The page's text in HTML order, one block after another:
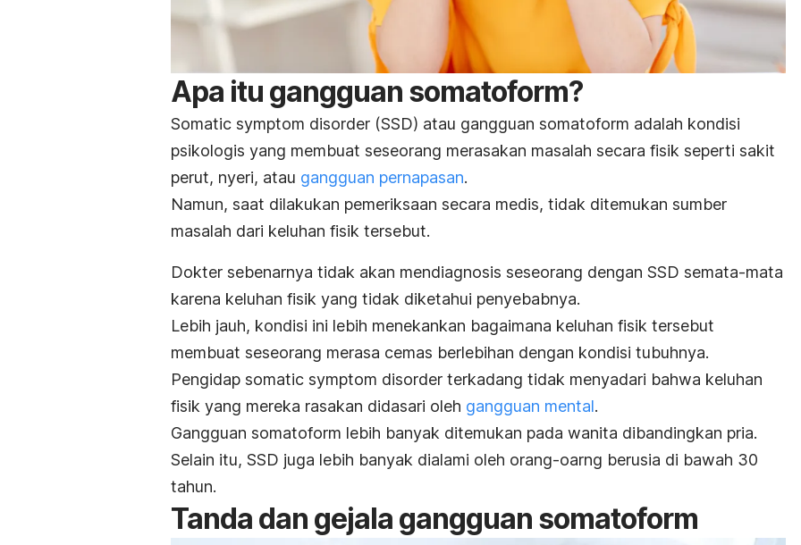
Apa itu gangguan somatoform?
Somatic symptom disorder (SSD) atau gangguan somatoform adalah kondisi
psikologis yang membuat seseorang merasakan masalah secara fisik seperti sakit
perut, nyeri, atau gangguan pernapasan.
Namun, saat dilakukan pemeriksaan secara medis, tidak ditemukan sumber
masalah dari keluhan fisik tersebut.
Dokter sebenarnya tidak akan mendiagnosis seseorang dengan SSD semata-mata
karena keluhan fisik yang tidak diketahui penyebabnya.
Lebih jauh, kondisi ini lebih menekankan bagaimana keluhan fisik tersebut
membuat seseorang merasa cemas berlebihan dengan kondisi tubuhnya.
Pengidap somatic symptom disorder terkadang tidak menyadari bahwa keluhan
fisik yang mereka rasakan didasari oleh gangguan mental.
Gangguan somatoform lebih banyak ditemukan pada wanita dibandingkan pria.
Selain itu, SSD juga lebih banyak dialami oleh orang-oarng berusia di bawah 30
tahun.
Tanda dan gejala gangguan somatoform